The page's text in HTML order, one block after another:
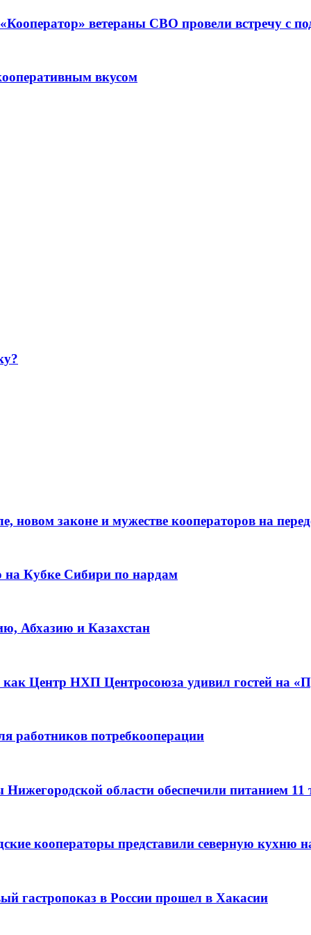
ветераны СВО провели встречу с
вкусом
законе и мужестве кооператоров на
на Кубке Сибири по нардам
Абхазию и Казахстан
Центр НХП Центросоюза удивил гостей на
работников потребкооперации
области обеспечили питанием
кооператоры представили северную кухню
гастропоказ в России прошел в Хакасии